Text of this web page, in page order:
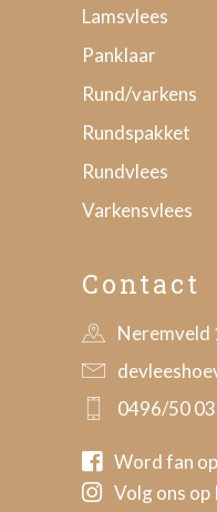
Lamsvlees
Panklaar
Rund/varkens
Rundspakket
Rundvlees
Varkensvlees
Contact
Neremveld
0496/50
Word fan
Volg ons